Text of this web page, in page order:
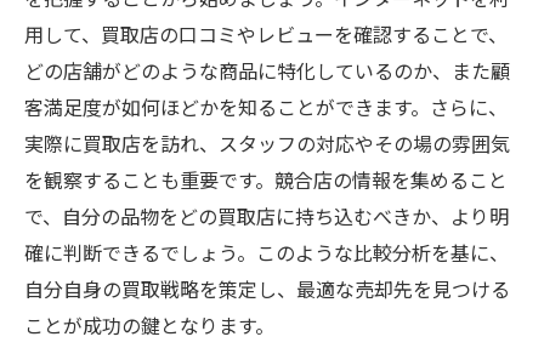
用して、買取店の口コミやレビューを確認することで、
どの店舗がどのような商品に特化しているのか、また顧
客満足度が如何ほどかを知ることができます。さらに、
実際に買取店を訪れ、スタッフの対応やその場の雰囲気
を観察することも重要です。競合店の情報を集めること
で、自分の品物をどの買取店に持ち込むべきか、より明
確に判断できるでしょう。このような比較分析を基に、
自分自身の買取戦略を策定し、最適な売却先を見つける
ことが成功の鍵となります。